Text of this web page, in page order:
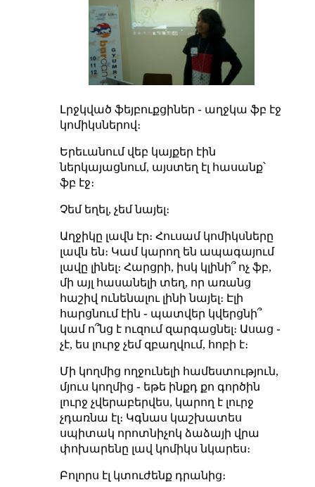
Լրջկված ֆեյբուքցիներ ֊ աղջկա ֆբ էջ
կոմիկսներով։
Երեւանում վեբ կայքեր էին
ներկայացնում, այստեղ էլ հասանք՝
ֆբ էջ։
Չեմ եղել, չեմ նայել։
Աղջիկը լավն էր։ Հուսամ կոմիկսները
լավն են։ Կամ կարող են ապագայում
լավը լինել։ Հարցրի, իսկ կլինի՞ ոչ ֆբ,
մի այլ հասանելի տեղ, որ առանց
հաշիվ ունենալու լինի նայել։ Էլի
հարցնում էին ֊ պատվեր կվերցնի՞
կամ ո՞նց է ուզում զարգացնել։ Ասաց ֊
չէ, ես լուրջ չեմ զբաղվում, հոբի է։
Մի կողմից ողջունելի համեստություն,
մյուս կողմից ֊ եթե ինքդ քո գործին
լուրջ չվերաբերվես, կարող է լուրջ
չդառնա էլ։ Կգնաս կաշխատես
սպիտակ որոտնիչոկ ձաձայի վրա
փոխարենը լավ կոմիկս նկարես։
Բոլորս էլ կտուժենք դրանից։